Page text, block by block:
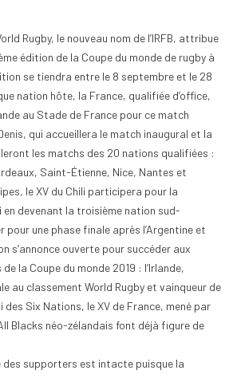
Rugby, le nouveau nom de l’IRFB, attribue
édition de la Coupe du monde de rugby à
se tiendra entre le 8 septembre et le 28
nation hôte, la France, qualifiée d’office,
au Stade de France pour ce match
qui accueillera le match inaugural et la
les matchs des 20 nations qualifiées :
Saint-Étienne, Nice, Nantes et
le XV du Chili participera pour la
en devenant la troisième nation sud-
pour une phase finale après l’Argentine et
s’annonce ouverte pour succéder aux
la Coupe du monde 2019 : l’Irlande,
au classement World Rugby et vainqueur de
des Six Nations, le XV de France, mené par
Blacks néo-zélandais font déjà figure de
supporters est intacte puisque la